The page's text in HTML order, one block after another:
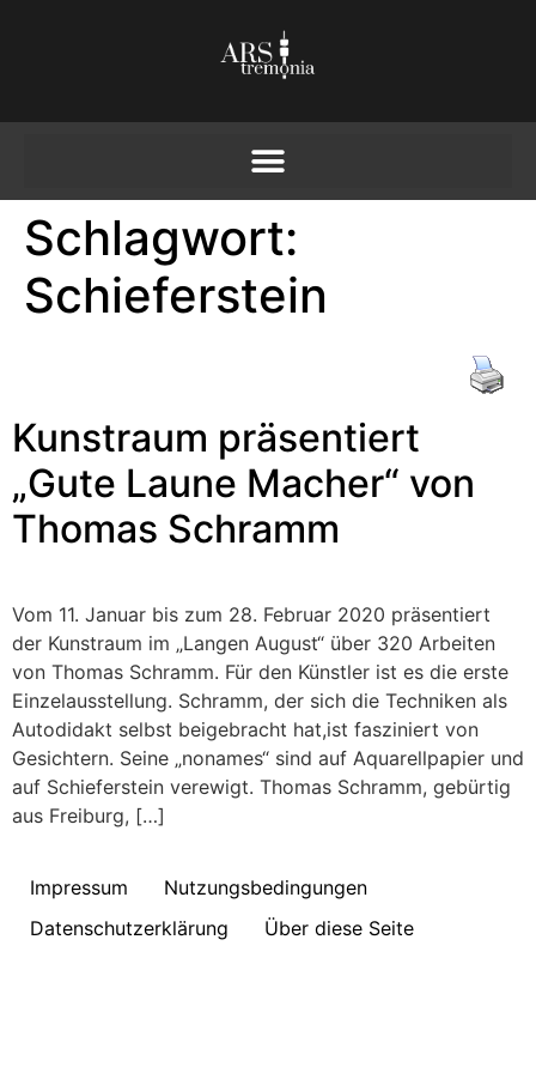
Schlagwort:
Schieferstein
Kunstraum präsentiert
„Gute Laune Macher“ von
Thomas Schramm
Vom 11. Januar bis zum 28. Februar 2020 präsentiert
der Kunstraum im „Langen August“ über 320 Arbeiten
von Thomas Schramm. Für den Künstler ist es die erste
Einzelausstellung. Schramm, der sich die Techniken als
Autodidakt selbst beigebracht hat,ist fasziniert von
Gesichtern. Seine „nonames“ sind auf Aquarellpapier und
auf Schieferstein verewigt. Thomas Schramm, gebürtig
aus Freiburg, […]
Impressum
Nutzungsbedingungen
Datenschutzerklärung
Über diese Seite